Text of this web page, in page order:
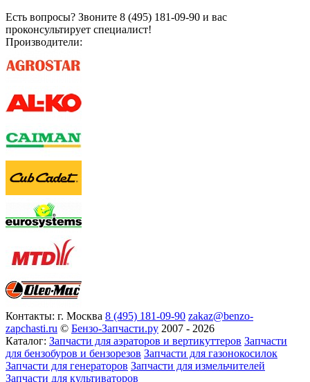
Есть вопросы? Звоните 8 (495) 181-09-90 и вас
проконсультирует специалист!
Производители:
Контакты: г. Москва 8 (495) 181-09-90 zakaz@benzo-
zapchasti.ru © Бензо-Запчасти.ру 2007 - 2026
Каталог: Запчасти для аэраторов и вертикуттеров Запчасти
для бензобуров и бензорезов Запчасти для газонокосилок
Запчасти для генераторов Запчасти для измельчителей
Запчасти для культиваторов